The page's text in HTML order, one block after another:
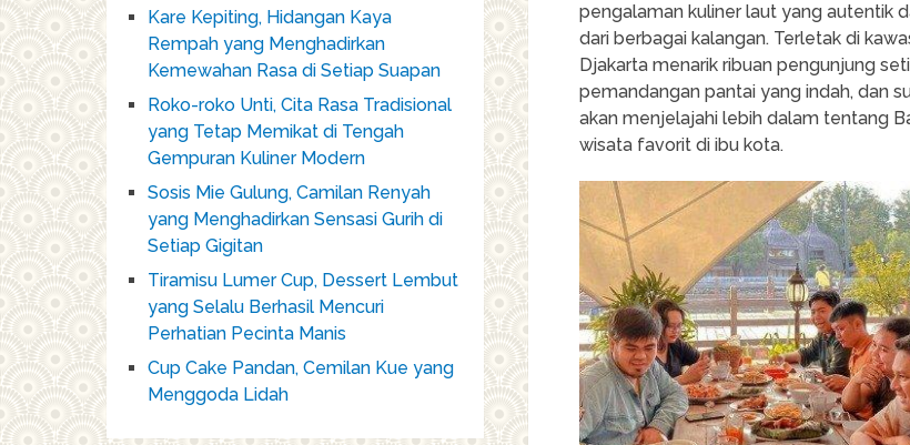
pengalaman kuliner laut yang autentik
dari berbagai kalangan. Terletak di
Djakarta menarik ribuan pengunjung
pemandangan pantai yang indah, dan
akan menjelajahi lebih dalam tentang
wisata favorit di ibu kota.
Kare Kepiting, Hidangan Kaya
Rempah yang Menghadirkan
Kemewahan Rasa di Setiap Suapan
Roko-roko Unti, Cita Rasa Tradisional
yang Tetap Memikat di Tengah
Gempuran Kuliner Modern
Sosis Mie Gulung, Camilan Renyah
yang Menghadirkan Sensasi Gurih di
Setiap Gigitan
Tiramisu Lumer Cup, Dessert Lembut
yang Selalu Berhasil Mencuri
Perhatian Pecinta Manis
Cup Cake Pandan, Cemilan Kue yang
Menggoda Lidah